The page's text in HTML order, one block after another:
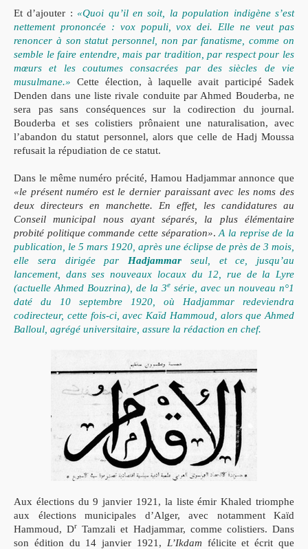
Et d’ajouter : «Quoi qu’il en soit, la population indigène s’est
nettement prononcée : vox populi, vox dei. Elle ne veut pas
renoncer à son statut personnel, non par fanatisme, comme on
semble le faire entendre, mais par tradition, par respect pour les
mœurs et les coutumes consacrées par des siècles de vie
musulmane.» Cette élection, à laquelle avait participé Sadek
Denden dans une liste rivale conduite par Ahmed Bouderba, ne
sera pas sans conséquences sur la codirection du journal.
Bouderba et ses colistiers prônaient une naturalisation, avec
l’abandon du statut personnel, alors que celle de Hadj Moussa
refusait la répudiation de ce statut.
Dans le même numéro précité, Hamou Hadjammar annonce que
«le présent numéro est le dernier paraissant avec les noms des
deux directeurs en manchette. En effet, les candidatures au
Conseil municipal nous ayant séparés, la plus élémentaire
probité politique commande cette séparation».A la reprise de la
publication, le 5 mars 1920, après une éclipse de près de 3 mois,
elle sera dirigée par Hadjammar seul, et ce, jusqu’au
lancement, dans ses nouveaux locaux du 12, rue de la Lyre
(actuelle Ahmed Bouzrina), de la 3e série, avec un nouveau n°1
daté du 10 septembre 1920, où Hadjammar redeviendra
codirecteur, cette fois-ci, avec Kaïd Hammoud, alors que Ahmed
Balloul, agrégé universitaire, assure la rédaction en chef.
Aux élections du 9 janvier 1921, la liste émir Khaled triomphe
aux élections municipales d’Alger, avec notamment Kaïd
Hammoud, Dr Tamzali et Hadjammar, comme colistiers. Dans
son édition du 14 janvier 1921, L’Ikdam félicite et écrit que